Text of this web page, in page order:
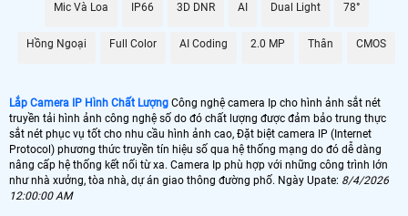
🌐 Bộ Camera Ip Giá Rẻ Dahua
5.900.000 VNĐ Trọn Bộ Camera Ip
1.300.000 VNĐ Lắp Camera Ip Wifi E3
🔗 Lắp Camera IP FULL Color
8.700,000 VNĐ Lắp Camera Ip Có Màu Ban Đêm
Mic Và Loa IP66 3D DNR AI Dual Light 78°
Hồng Ngoại Full Color AI Coding 2.0 MP Thân CMOS
Lắp Camera IP Hình Chất Lượng Công nghệ camera Ip cho hình ảnh sắt nét
truyền tải hình ảnh công nghệ số do đó chất lượng được đảm bảo trung thực
sắt nét phục vụ tốt cho nhu cầu hình ảnh cao, Đặt biệt camera IP (Internet
Protocol) phương thức truyền tín hiệu số qua hệ thống mạng do đó dễ dàng
nâng cấp hệ thống kết nối từ xa. Camera Ip phù hợp với những công trình lớn
như nhà xưởng, tòa nhà, dự án giao thông đường phố. Ngày Upate: 8/4/2026
12:00:00 AM